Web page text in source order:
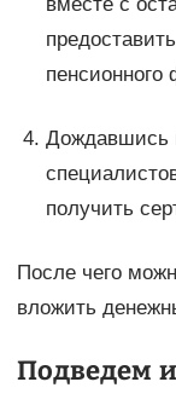
пенсионного
Дождавшись
получить
После чего
вложить
Подведем